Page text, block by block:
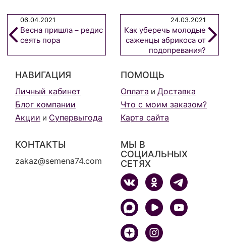
06.04.2021
Весна пришла – редис
сеять пора
24.03.2021
Как уберечь молодые
саженцы абрикоса от
подопревания?
НАВИГАЦИЯ
Личный кабинет
Блог компании
Акции и Супервыгода
ПОМОЩЬ
Оплата и Доставка
Что с моим заказом?
Карта сайта
КОНТАКТЫ
zakaz@semena74.com
МЫ В
СОЦИАЛЬНЫХ
СЕТЯХ